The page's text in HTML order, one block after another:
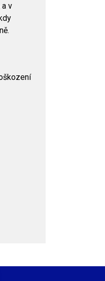
v